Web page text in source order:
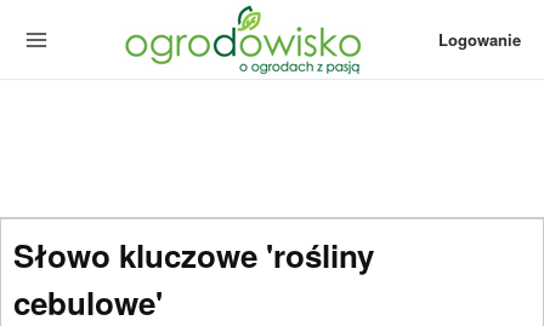
Logowanie
Słowo kluczowe 'rośliny
cebulowe'